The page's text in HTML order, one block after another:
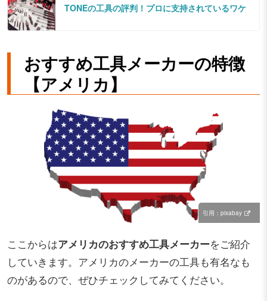
TONEの工具の評判！プロに支持されているワケ
おすすめ工具メーカーの特徴
【アメリカ】
引用：pixabay
ここからはアメリカのおすすめ工具メーカーをご紹介
していきます。アメリカのメーカーの工具も有名なも
のがあるので、ぜひチェックしてみてください。